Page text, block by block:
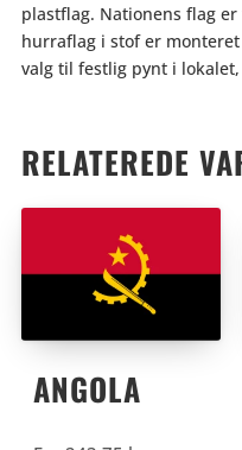
plastflag. Nationens flag
hurraflag i stof er
valg til festlig pynt i
RELATEREDE
ANGOLA